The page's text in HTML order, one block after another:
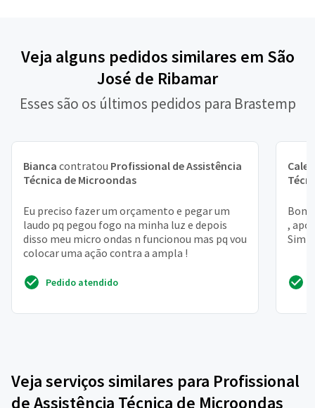
Veja alguns pedidos similares em São
José de Ribamar
Esses são os últimos pedidos para Brastemp
Bianca contratou Profissional de Assistência
Técnica de Microondas
Eu preciso fazer um orçamento e pegar um
laudo pq pegou fogo na minha luz e depois
disso meu micro ondas n funcionou mas pq vou
colocar uma ação contra a ampla !
Pedido atendido
Bom
,
Veja serviços similares para Profissional
de Assistência Técnica de Microondas